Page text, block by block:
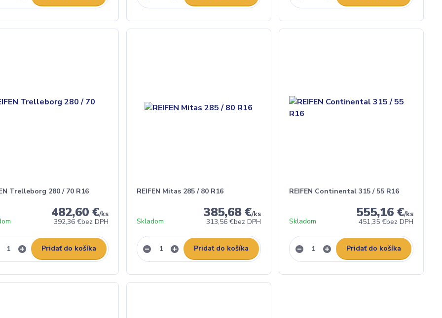
Trelleborg 280 / 70 R16
482,60 €/ks
392,36 €bez DPH
Pridať do košíka
REIFEN Mitas 285 / 80 R16
385,68 €/ks
313,56 €bez DPH
Skladom
Pridať do košíka
REIFEN Continental 315 / 55 R16
555,16 €/ks
451,35 €bez DPH
Skladom
Pridať do košíka